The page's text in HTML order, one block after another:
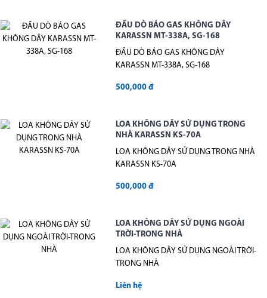
ĐẦU DÒ BÁO GAS KHÔNG DÂY
KARASSN MT-338A, SG-168
ĐẦU DÒ BÁO GAS KHÔNG DÂY
KARASSN MT-338A, SG-168
500,000 đ
LOA KHÔNG DÂY SỬ DỤNG TRONG
NHÀ KARASSN KS-70A
LOA KHÔNG DÂY SỬ DỤNG TRONG NHÀ
KARASSN KS-70A
500,000 đ
LOA KHÔNG DÂY SỬ DỤNG NGOÀI
TRỜI-TRONG NHÀ
LOA KHÔNG DÂY SỬ DỤNG NGOÀI TRỜI-
TRONG NHÀ
Liên hệ